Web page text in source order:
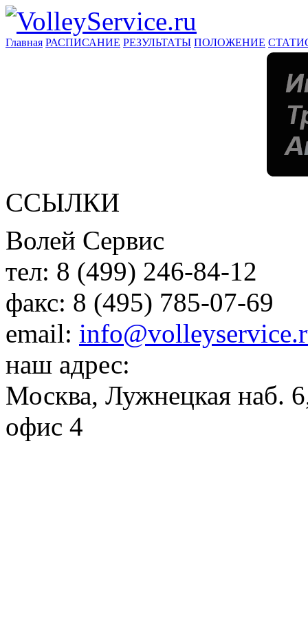
Главная РАСПИСАНИЕ РЕЗУЛЬТАТЫ ПОЛОЖЕНИЕ
ССЫЛКИ
Волей Сервис
тел: 8 (499) 246-84-12
факс: 8 (495) 785-07-69
email:
наш адрес:
Москва, Лужнецкая наб.
офис 4